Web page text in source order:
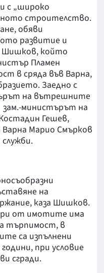
с „широко
строителство.
обяви
развитие и
Шишков, който
Пламен
в сряда във Варна,
Заедно с
на вътрешните
министърът на
Гешев,
Марио Смърков
на
каза Шишков.
от имотите има
търпимост, в
са изпълнени
при условие
сгради.